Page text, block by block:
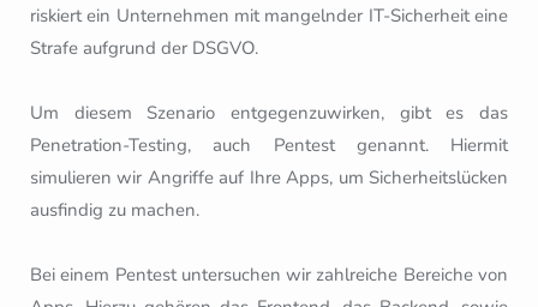
riskiert ein Unternehmen mit mangelnder IT-Sicherheit eine
Strafe aufgrund der DSGVO.
Um diesem Szenario entgegenzuwirken, gibt es das
Penetration-Testing, auch Pentest genannt. Hiermit
simulieren wir Angriffe auf Ihre Apps, um Sicherheitslücken
ausfindig zu machen.
Bei einem Pentest untersuchen wir zahlreiche Bereiche von